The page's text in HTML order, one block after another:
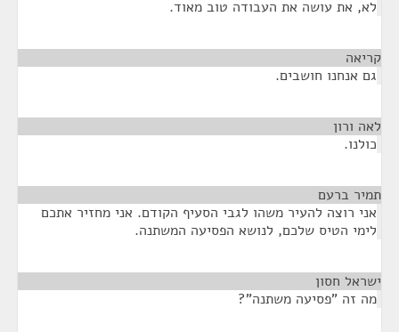
לא, את עושה את העבודה טוב מאוד.
קריאה
גם אנחנו חושבים.
לאה ורון
כולנו.
תמיר ברעם
אני רוצה להעיר משהו לגבי הסעיף הקודם. אני מחזיר אתכם
לימי הטיס שלכם, לנושא הפסיעה המשתנה.
ישראל חסון
מה זה "פסיעה משתנה"?